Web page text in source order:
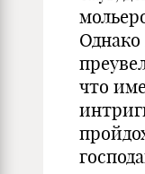
Однако
что